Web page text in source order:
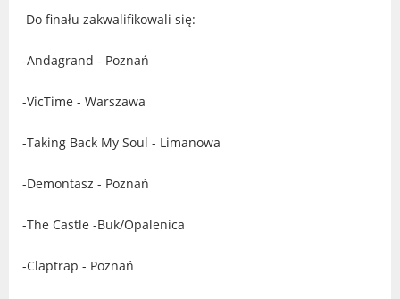
Uchwały Rady Miasta Luboń
Młodzieżowa Rada Miasta Luboń
POZOSTAŁE
Niepełnosprawnych
Do finału zakwalifikowali się:
-Andagrand - Poznań
-VicTime - Warszawa
-Taking Back My Soul - Limanowa
-Demontasz - Poznań
-The Castle -Buk/Opalenica
-Claptrap - Poznań